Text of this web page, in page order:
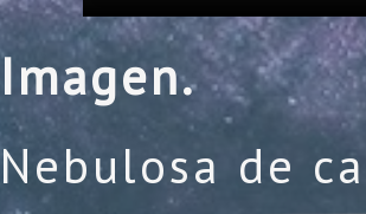
Imagen.
Nebulosa de